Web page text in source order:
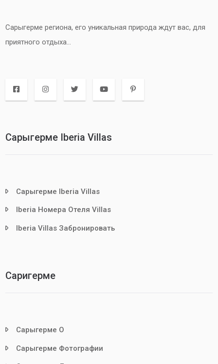
Cарыгерме региона, его уникальная природа ждут вас, для
приятного отдыха...
Сарыгерме Iberia Villas
Сарыгерме Iberia Villas
Iberia Номера Отеля Villas
Iberia Villas Забронировать
Саригерме
Сарыгерме О
Сарыгерме Фотографии